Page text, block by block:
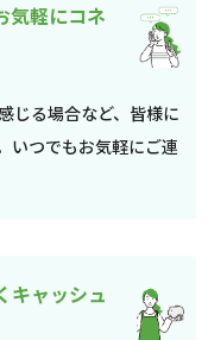
気軽にコネ
じる場合など、皆様に
いつでもお気軽にご連
キャッシュ